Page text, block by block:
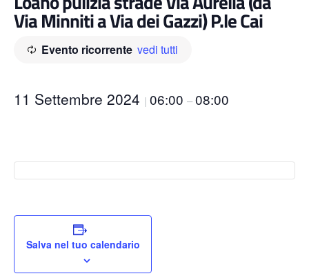
Via Minniti a Via dei Gazzi) P.le Cai
Evento ricorrente vedi tutti
11 Settembre 2024 | 06:00 –08:00
Salva nel tuo calendario